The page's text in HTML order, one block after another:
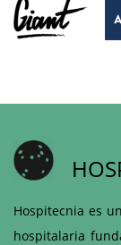
Hospitecnia es
hospitalaria